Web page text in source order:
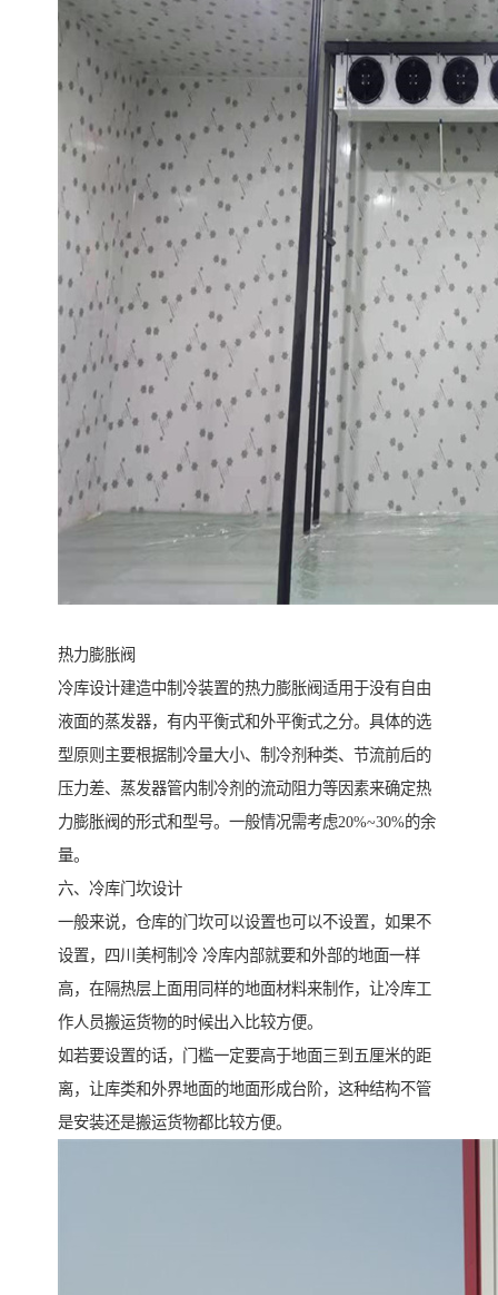
热力膨胀阀
冷库设计建造中制冷装置的热力膨胀阀适用于没有自由
液面的蒸发器，有内平衡式和外平衡式之分。具体的选
型原则主要根据制冷量大小、制冷剂种类、节流前后的
压力差、蒸发器管内制冷剂的流动阻力等因素来确定热
力膨胀阀的形式和型号。一般情况需考虑20%~30%的余
量。
六、冷库门坎设计
一般来说，仓库的门坎可以设置也可以不设置，如果不
设置，四川美柯制冷 冷库内部就要和外部的地面一样
高，在隔热层上面用同样的地面材料来制作，让冷库工
作人员搬运货物的时候出入比较方便。
如若要设置的话，门槛一定要高于地面三到五厘米的距
离，让库类和外界地面的地面形成台阶，这种结构不管
是安装还是搬运货物都比较方便。